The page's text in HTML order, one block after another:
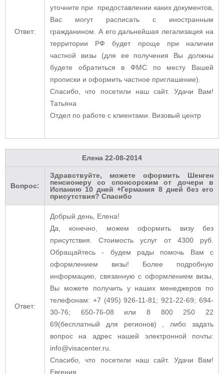
Ответ:
уточните при предоставлении каких документов,
Вас могут расписать с иностранным
гражданином. А его дальнейшая легализация на
территории РФ будет проще при наличии
частной визы (для ее получения Вы должны
будете обратиться в ФМС по месту Вашей
прописки и оформить частное приглашение).
Спасибо, что посетили наш сайт. Удачи Вам!
Татьяна
Отдел по работе с клиентами. Визовый центр
Елена 22-08-2014
Вопрос:
Здравствуйте, можете оформить Шенген
пенсионеру со спонсорским от дочери в
Испанию 10 дней +Германия 8 дней без его
присутствия? Спасибо
Ответ:
Добрый день, Елена!
Да, конечно, можем оформить визу без
присутствия.Стоимость услуг от 4300 руб.
Обращайтесь - будем рады помочь Вам с
оформлением визы! Более подробную
информацию, связанную с оформлением визы,
Вы можете получить у наших менеджеров по
телефонам: +7 (495) 926-11-81; 921-22-69; 694-
30-76; 650-76-08 или 8 800 250 22
69(бесплатный для регионов) , либо задать
вопрос на адрес нашей электронной почты:
info@visacenter.ru.
Спасибо, что посетили наш сайт. Удачи Вам!
Евгения